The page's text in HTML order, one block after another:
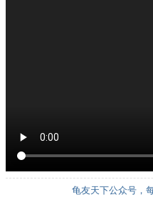
龟友天下公众号，